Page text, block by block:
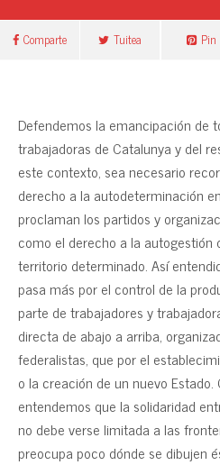
Comparte Tuitea Pin
Defendemos la emancipación de
trabajadoras de Catalunya y del
este contexto, sea necesario
derecho a la autodeterminación
proclaman los partidos y
como el derecho a la autogestión
territorio determinado. Así
pasa más por el control de la
parte de trabajadores y
directa de abajo a arriba,
federalistas, que por el
o la creación de un nuevo
entendemos que la solidaridad
no debe verse limitada a las
preocupa poco dónde se dibujen